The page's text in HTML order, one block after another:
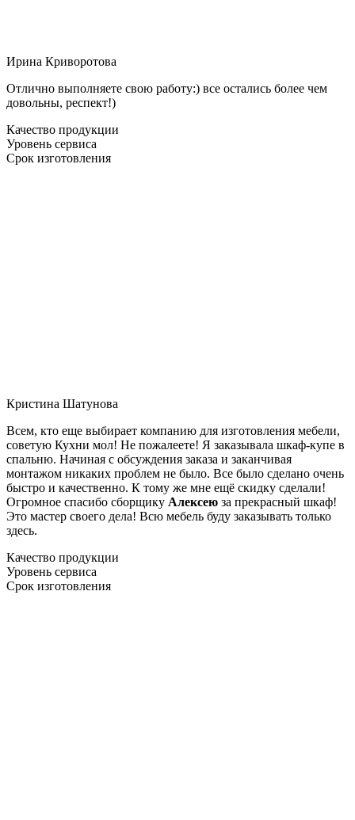
Ирина Криворотова
Отлично выполняете свою работу:) все остались более чем
довольны, респект!)
Качество продукции
Уровень сервиса
Срок изготовления
Кристина Шатунова
Всем, кто еще выбирает компанию для изготовления мебели,
советую Кухни мол! Не пожалеете! Я заказывала шкаф-купе в
спальню. Начиная с обсуждения заказа и заканчивая
монтажом никаких проблем не было. Все было сделано очень
быстро и качественно. К тому же мне ещё скидку сделали!
Огромное спасибо сборщику Алексею за прекрасный шкаф!
Это мастер своего дела! Всю мебель буду заказывать только
здесь.
Качество продукции
Уровень сервиса
Срок изготовления